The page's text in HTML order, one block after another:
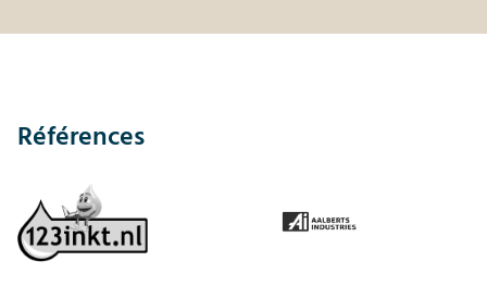
Références